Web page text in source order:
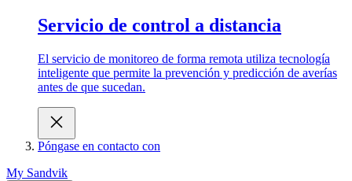
Servicio de control a distancia
El servicio de monitoreo de forma remota utiliza tecnología
inteligente que permite la prevención y predicción de averías
antes de que sucedan.
Póngase en contacto con
My Sandvik